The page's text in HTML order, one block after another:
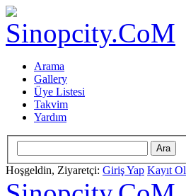
Arama
Gallery
Üye Listesi
Takvim
Yardım
Hoşgeldin, Ziyaretçi: Giriş Yap Kayıt Ol